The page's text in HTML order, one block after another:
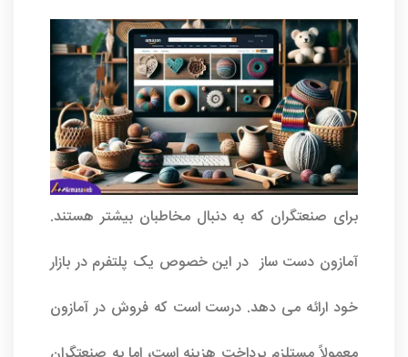
برای صنعتگران که به دنبال مخاطبان بیشتر هستند.
آمازون دست ساز در این خصوص یک پلتفرم در بازار
خود ارائه می دهد. درست است که فروش در آمازون